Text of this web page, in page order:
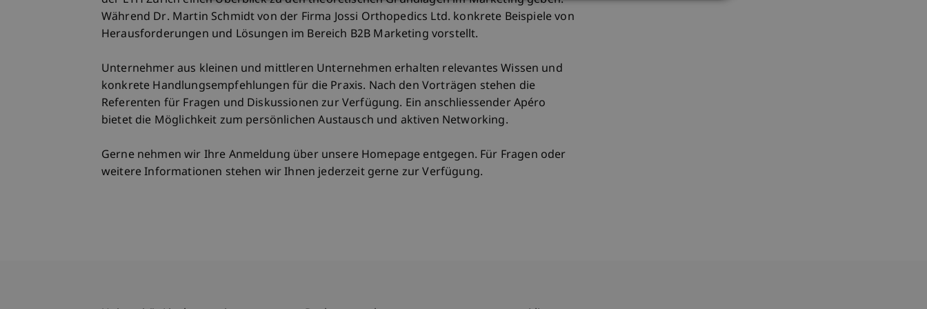
Während Dr. Martin Schmidt von der Firma Jossi Orthopedics Ltd. konkrete Beispiele von
Herausforderungen und Lösungen im Bereich B2B Marketing vorstellt.
Unternehmer aus kleinen und mittleren Unternehmen erhalten relevantes Wissen und
konkrete Handlungsempfehlungen für die Praxis. Nach den Vorträgen stehen die
Referenten für Fragen und Diskussionen zur Verfügung. Ein anschliessender Apéro
bietet die Möglichkeit zum persönlichen Austausch und aktiven Networking.
Gerne nehmen wir Ihre Anmeldung über unsere Homepage entgegen. Für Fragen oder
weitere Informationen stehen wir Ihnen jederzeit gerne zur Verfügung.